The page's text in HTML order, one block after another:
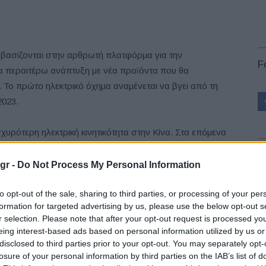
- Do Not Process My Personal Information
opt-out of the sale, sharing to third parties, or processing of your
for targeted advertising by us, please use the below opt-out
selection. Please note that after your opt-out request is processed
interest-based ads based on personal information utilized by us
to third parties prior to your opt-out. You may separately
of your personal information by third parties on the IAB’s list of
βασίζονται στην αρθρωτή πλατφόρμα για την
περαιτέρω ανάπτυξη με νέα προϊόντα που θα
πρώτο ηλεκτρικό όχημα αναμένεται να βγει από τη
ηλεκτρική κινητικότητα στην Κίνα. Στα επόμενα
παραγωγή βασισμένη στην MEB, μία νέα,
λύσεις από το κέντρο Ε&Α στην Anhui. Η φετινή
την πρόοδο της Volkswagen Anhui, η οποία
και την ψηφιοποίηση του Volkswagen Group”,
Group.
η διασφάλιση ποιότητας, η δημιουργία και δοκιμές
σε μία εγκατάσταση που θα καλύπτει ολόκληρη